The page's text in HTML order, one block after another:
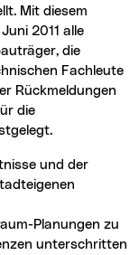
Mit diesem
2011 alle
die
Fachleute
Rückmeldungen
die
Planungen zu
unterschritten